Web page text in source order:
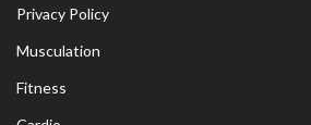
Privacy Policy
Musculation
Fitness